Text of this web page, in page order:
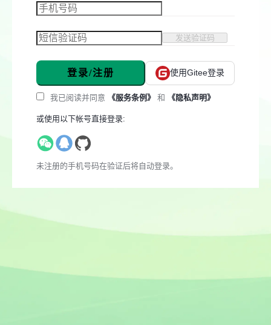
发送验证码
登录/注册 使用Gitee登录
我已阅读并同意 《服务条例》 和 《隐私声明》
或使用以下帐号直接登录:
未注册的手机号码在验证后将自动登录。